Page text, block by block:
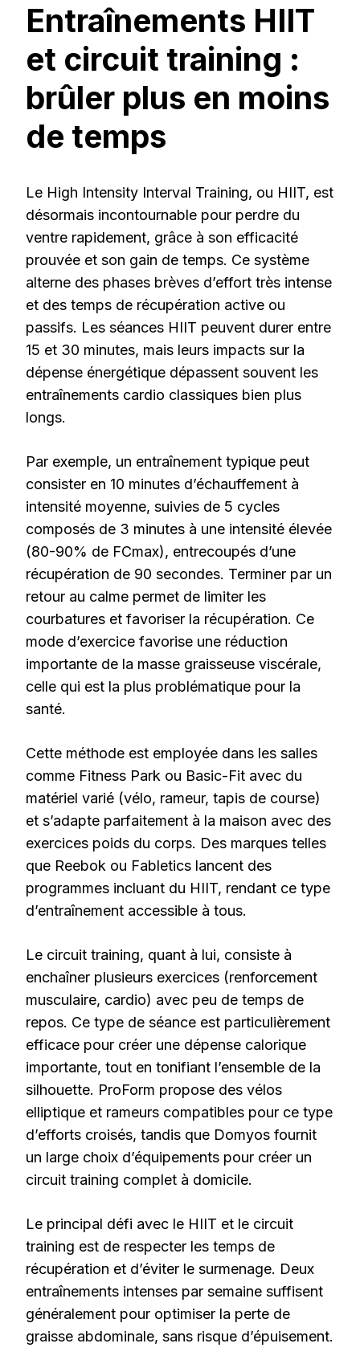
Entraînements HIIT
et circuit training :
brûler plus en moins
de temps
Le High Intensity Interval Training, ou HIIT, est
désormais incontournable pour perdre du
ventre rapidement, grâce à son efficacité
prouvée et son gain de temps. Ce système
alterne des phases brèves d’effort très intense
et des temps de récupération active ou
passifs. Les séances HIIT peuvent durer entre
15 et 30 minutes, mais leurs impacts sur la
dépense énergétique dépassent souvent les
entraînements cardio classiques bien plus
longs.
Par exemple, un entraînement typique peut
consister en 10 minutes d’échauffement à
intensité moyenne, suivies de 5 cycles
composés de 3 minutes à une intensité élevée
(80-90% de FCmax), entrecoupés d’une
récupération de 90 secondes. Terminer par un
retour au calme permet de limiter les
courbatures et favoriser la récupération. Ce
mode d’exercice favorise une réduction
importante de la masse graisseuse viscérale,
celle qui est la plus problématique pour la
santé.
Cette méthode est employée dans les salles
comme Fitness Park ou Basic-Fit avec du
matériel varié (vélo, rameur, tapis de course)
et s’adapte parfaitement à la maison avec des
exercices poids du corps. Des marques telles
que Reebok ou Fabletics lancent des
programmes incluant du HIIT, rendant ce type
d’entraînement accessible à tous.
Le circuit training, quant à lui, consiste à
enchaîner plusieurs exercices (renforcement
musculaire, cardio) avec peu de temps de
repos. Ce type de séance est particulièrement
efficace pour créer une dépense calorique
importante, tout en tonifiant l’ensemble de la
silhouette. ProForm propose des vélos
elliptique et rameurs compatibles pour ce type
d’efforts croisés, tandis que Domyos fournit
un large choix d’équipements pour créer un
circuit training complet à domicile.
Le principal défi avec le HIIT et le circuit
training est de respecter les temps de
récupération et d’éviter le surmenage. Deux
entraînements intenses par semaine suffisent
généralement pour optimiser la perte de
graisse abdominale, sans risque d’épuisement.